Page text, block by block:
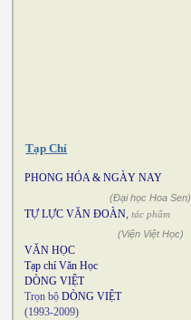
Tạp Chí
PHONG HÓA & NGÀY NAY
(Đại học Hoa Sen)
TỰ LỰC VĂN ĐOÀN, tác phẩm
(Viện Việt Học)
VĂN HỌC
Tạp chí Văn Học
DÒNG VIỆT
Trọn bộ DÒNG VIỆT
(1993-2009)